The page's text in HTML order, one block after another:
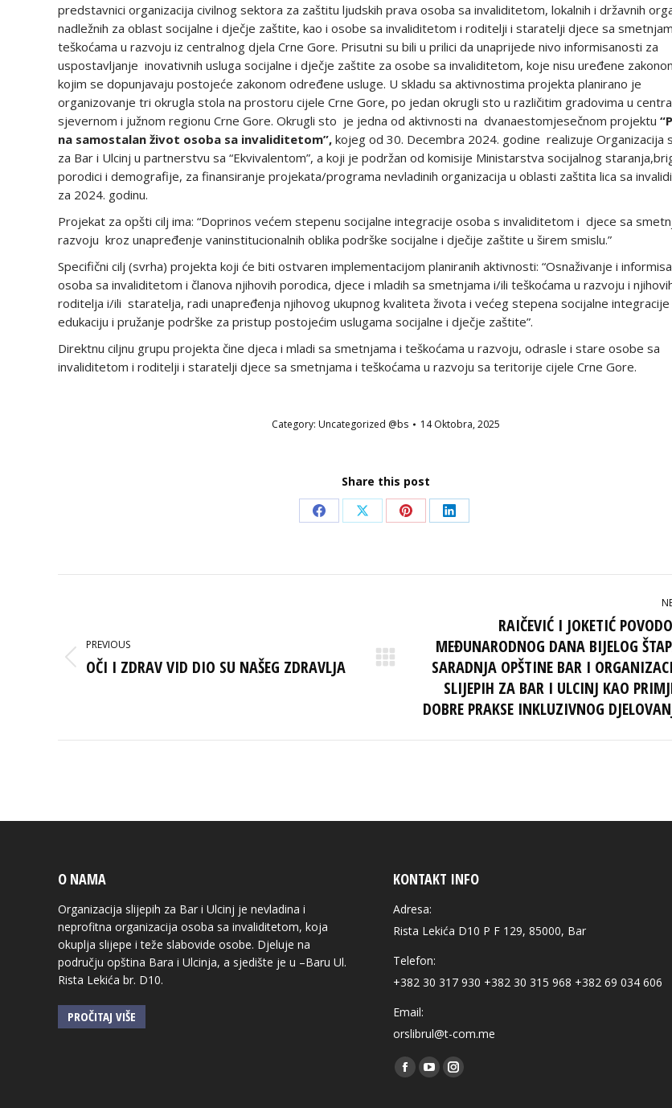
predstavnici organizacija civilnog sektora za zaštitu ljudskih prava osoba sa invaliditetom, lokalnih i državnih
nadležnih za oblast socijalne i dječje zaštite, kao i osobe sa invaliditetom i roditelji i staratelji djece sa
teškoćama u razvoju iz centralnog djela Crne Gore. Prisutni su bili u prilici da unaprijede nivo informisanosti za
uspostavljanje inovativnih usluga socijalne i dječje zaštite za osobe sa invaliditetom, koje nisu uređene
kojim se dopunjavaju postojeće zakonom određene usluge. U skladu sa aktivnostima projekta planirano je
organizovanje tri okrugla stola na prostoru cijele Crne Gore, po jedan okrugli sto u različitim gradovima u
sjevernom i južnom regionu Crne Gore. Okrugli sto je jedna od aktivnosti na dvanaestomjesečnom projektu
na samostalan život osoba sa invaliditetom”, kojeg od 30. Decembra 2024. godine realizuje Organizacija
za Bar i Ulcinj u partnerstvu sa “Ekvivalentom”, a koji je podržan od komisije Ministarstva socijalnog
porodici i demografije, za finansiranje projekata/programa nevladinih organizacija u oblasti zaštita lica sa
za 2024. godinu.
Projekat za opšti cilj ima: “Doprinos većem stepenu socijalne integracije osoba s invaliditetom i djece sa
razvoju kroz unapređenje vaninstitucionalnih oblika podrške socijalne i dječije zaštite u širem smislu.”
Specifični cilj (svrha) projekta koji će biti ostvaren implementacijom planiranih aktivnosti: “Osnaživanje i
osoba sa invaliditetom i članova njihovih porodica, djece i mladih sa smetnjama i/ili teškoćama u razvoju i
roditelja i/ili staratelja, radi unapređenja njihovog ukupnog kvaliteta života i većeg stepena socijalne integracije
edukaciju i pružanje podrške za pristup postojećim uslugama socijalne i dječje zaštite”.
Direktnu ciljnu grupu projekta čine djeca i mladi sa smetnjama i teškoćama u razvoju, odrasle i stare osobe sa
invaliditetom i roditelji i staratelji djece sa smetnjama i teškoćama u razvoju sa teritorije cijele Crne Gore.
Category: Uncategorized @bs 14 Oktobra, 2025
Share this post
Share Share Share Share
PREVIOUS
Previous
OČI I ZDRAV VID DIO SU NAŠEG ZDRAVLJA
Next
post:
RAIČEVIĆ I JOKETIĆ
MEĐUNARODNOG DANA BIJELOG
SARADNJA OPŠTINE BAR I
SLIJEPIH ZA BAR I ULCINJ KAO
DOBRE PRAKSE INKLUZIVNOG
O NAMA
Organizacija slijepih za Bar i Ulcinj je nevladina i
neprofitna organizacija osoba sa invaliditetom, koja
okuplja slijepe i teže slabovide osobe. Djeluje na
području opština Bara i Ulcinja, a sjedište je u –Baru Ul.
Rista Lekića br. D10.
PROČITAJ VIŠE
KONTAKT INFO
Adresa:
Rista Lekića D10 P F 129, 85000, Bar
Telefon:
+382 30 317 930 +382 30 315 968 +382 69 034 606
Email:
orslibrul@t-com.me
Find us on:
Facebook
YouTubeInstagram